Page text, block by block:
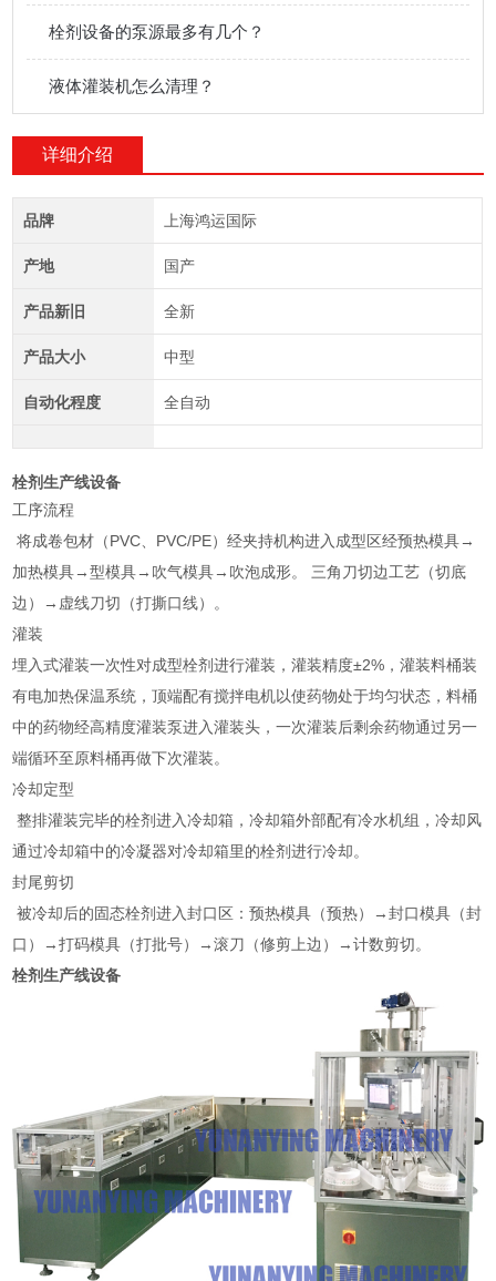
栓剂设备的泵源最多有几个？
液体灌装机怎么清理？
详细介绍
品牌 上海鸿运国际
产地 国产
产品新旧 全新
产品大小 中型
自动化程度 全自动
栓剂生产线设备
工序流程
将成卷包材（PVC、PVC/PE）经夹持机构进入成型区经预热模具→
加热模具→型模具→吹气模具→吹泡成形。 三角刀切边工艺（切底
边）→虚线刀切（打撕口线）。
灌装
埋入式灌装一次性对成型栓剂进行灌装，灌装精度±2%，灌装料桶装
有电加热保温系统，顶端配有搅拌电机以使药物处于均匀状态，料桶
中的药物经高精度灌装泵进入灌装头，一次灌装后剩余药物通过另一
端循环至原料桶再做下次灌装。
冷却定型
整排灌装完毕的栓剂进入冷却箱，冷却箱外部配有冷水机组，冷却风
通过冷却箱中的冷凝器对冷却箱里的栓剂进行冷却。
封尾剪切
被冷却后的固态栓剂进入封口区：预热模具（预热）→封口模具（封
口）→打码模具（打批号）→滚刀（修剪上边）→计数剪切。
栓剂生产线设备